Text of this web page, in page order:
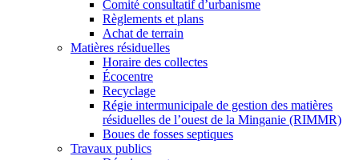
Comité consultatif d’urbanisme
Règlements et plans
Achat de terrain
Matières résiduelles
Horaire des collectes
Écocentre
Recyclage
Régie intermunicipale de gestion des matières
résiduelles de l’ouest de la Minganie (RIMMR)
Boues de fosses septiques
Travaux publics